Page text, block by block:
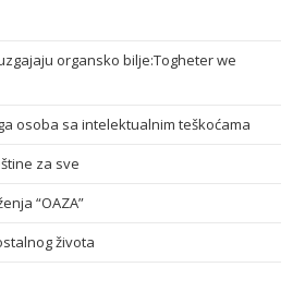
organsko bilje:Togheter we
osoba sa intelektualnim teškoćama
za sve
“OAZA”
života